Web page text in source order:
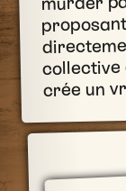
collective
crée un